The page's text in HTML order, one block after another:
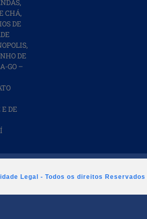
CHÁ,
DE
DE
GO –
DE
Legal - Todos os direitos Reservados